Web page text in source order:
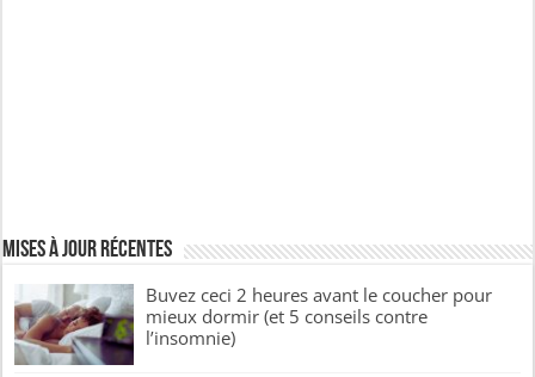
Mises à jour récentes
Buvez ceci 2 heures avant le coucher pour
mieux dormir (et 5 conseils contre
l’insomnie)